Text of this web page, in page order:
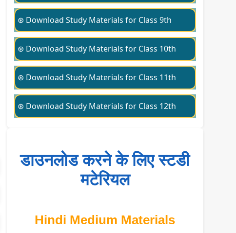
⊛ Download Study Materials for Class 9th
⊛ Download Study Materials for Class 10th
⊛ Download Study Materials for Class 11th
⊛ Download Study Materials for Class 12th
डाउनलोड करने के लिए स्टडी
मटेरियल
Hindi Medium Materials